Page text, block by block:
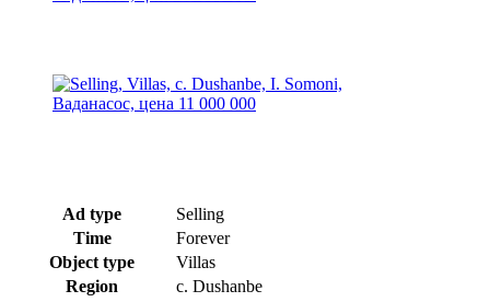
Ad type
Selling
Time
Forever
Object type
Villas
Region
c. Dushanbe